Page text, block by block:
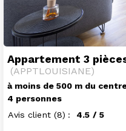
Appartement 3
(APPTLOUISIANE)
à moins de 500 m du
4 personnes
Avis client (8) 4.5 / 5